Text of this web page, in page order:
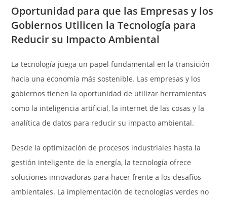
Oportunidad para que las Empresas y los
Gobiernos Utilicen la Tecnología para
Reducir su Impacto Ambiental
La tecnología juega un papel fundamental en la transición
hacia una economía más sostenible. Las empresas y los
gobiernos tienen la oportunidad de utilizar herramientas
como la inteligencia artificial, la internet de las cosas y la
analítica de datos para reducir su impacto ambiental.
Desde la optimización de procesos industriales hasta la
gestión inteligente de la energía, la tecnología ofrece
soluciones innovadoras para hacer frente a los desafíos
ambientales. La implementación de tecnologías verdes no